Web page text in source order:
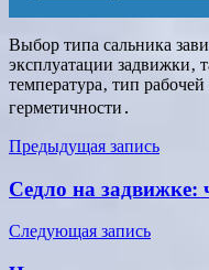
Выбор типа сальника
эксплуатации задвижки‚
температура‚ тип
герметичности․
Навигация
по
записям
Предыдущая запись
Седло на задвижке:
Следующая запись